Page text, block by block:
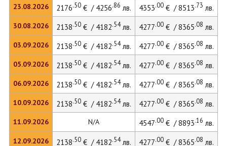
23.08.2026
30.08.2026
03.09.2026
05.09.2026
06.09.2026
10.09.2026
11.09.2026
12.09.2026
2176.50€ / 4256.86 лв. 4353.00€ / 8513.73 лв.
2138.50€ / 4182.54лв. 4277.00€ / 8365.08 лв.
2138.50€ / 4182.54лв. 4277.00€ / 8365.08 лв.
2138.50€ / 4182.54лв. 4277.00€ / 8365.08 лв.
2138.50€ / 4182.54лв. 4277.00€ / 8365.08 лв.
2138.50€ / 4182.54лв. 4277.00€ / 8365.08 лв.
N/A 4547.00€ / 8893.16 лв.
2138.50€ / 4182.54лв. 4277.00€ / 8365.08 лв.